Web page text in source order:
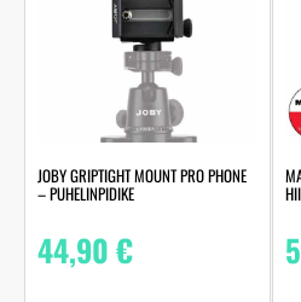
JOBY GRIPTIGHT MOUNT PRO PHONE
– PUHELINPIDIKE
44,90€